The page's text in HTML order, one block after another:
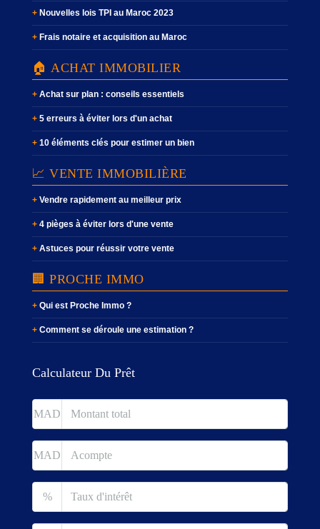
Nouvelles lois TPI au Maroc 2023
Frais notaire et acquisition au Maroc
🏠 ACHAT IMMOBILIER
Achat sur plan : conseils essentiels
5 erreurs à éviter lors d'un achat
10 éléments clés pour estimer un bien
📈 VENTE IMMOBILIÈRE
Vendre rapidement au meilleur prix
4 pièges à éviter lors d'une vente
Astuces pour réussir votre vente
🏢 PROCHE IMMO
Qui est Proche Immo ?
Comment se déroule une estimation ?
Calculateur Du Prêt
MAD
MAD
%